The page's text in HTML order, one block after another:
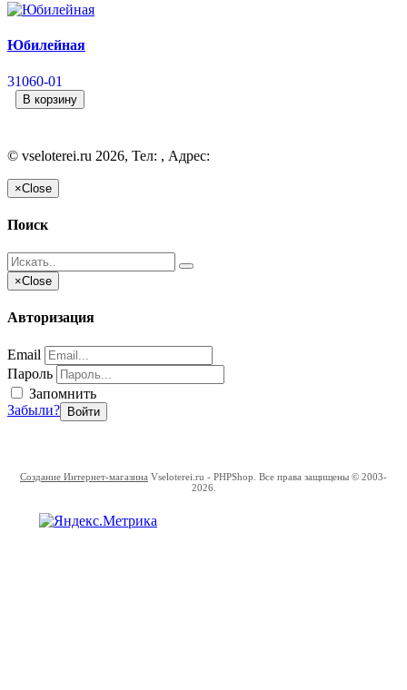
Юбилейная
31060-01
В корзину
© vseloterei.ru 2026, Тел: , Адрес:
×Close
Поиск
×Close
Авторизация
Email
Пароль
Запомнить
Забыли?
Войти
Создание Интернет-магазина Vseloterei.ru - PHPShop. Все права защищены © 2003-
2026.